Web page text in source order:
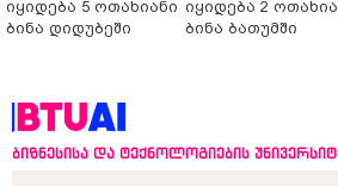
იყიდება 5 ოთახიანი
ბინა დიდუბეში
იყიდება 2
ბინა ბათუმში
ბიზნესისა და ტექნოლოგიების